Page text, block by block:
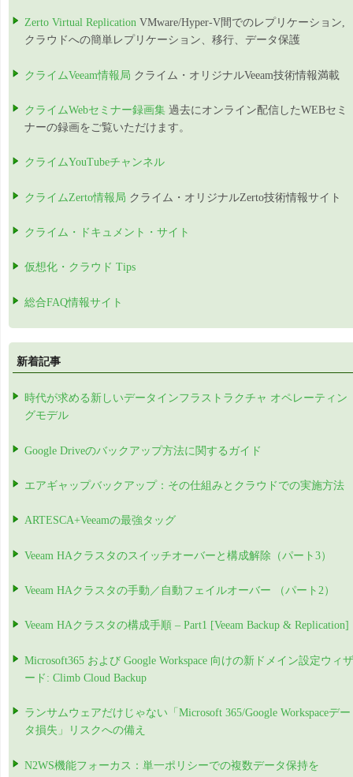
Zerto Virtual Replication VMware/Hyper-V間でのレプリケーション,
クラウドへの簡単レプリケーション、移行、データ保護
クライムVeeam情報局 クライム・オリジナルVeeam技術情報満載
クライムWebセミナー録画集 過去にオンライン配信したWEBセミ
ナーの録画をご覧いただけます。
クライムYouTubeチャンネル
クライムZerto情報局 クライム・オリジナルZerto技術情報サイト
クライム・ドキュメント・サイト
仮想化・クラウド Tips
総合FAQ情報サイト
新着記事
時代が求める新しいデータインフラストラクチャ オペレーティン
グモデル
Google Driveのバックアップ方法に関するガイド
エアギャップバックアップ：その仕組みとクラウドでの実施方法
ARTESCA+Veeamの最強タッグ
Veeam HAクラスタのスイッチオーバーと構成解除（パート3）
Veeam HAクラスタの手動／自動フェイルオーバー （パート2）
Veeam HAクラスタの構成手順 – Part1 [Veeam Backup & Replication]
Microsoft365 および Google Workspace 向けの新ドメイン設定ウィザ
ード: Climb Cloud Backup
ランサムウェアだけじゃない「Microsoft 365/Google Workspaceデー
タ損失」リスクへの備え
N2WS機能フォーカス：単一ポリシーでの複数データ保持を